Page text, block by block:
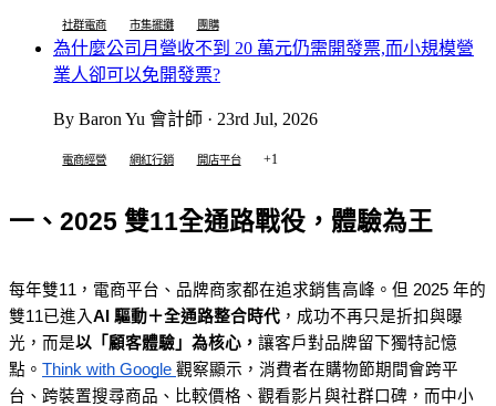
社群電商 市集擺攤 團購
為什麼公司月營收不到 20 萬元仍需開發票,而小規模營
業人卻可以免開發票?
By Baron Yu 會計師 · 23rd Jul, 2026
電商經營 網紅行銷 開店平台 +1
一、2025 雙11全通路戰役，體驗為王
每年雙11，電商平台、品牌商家都在追求銷售高峰。但 2025 年的
雙11已進入AI 驅動＋全通路整合時代 ，成功不再只是折扣與曝
光，而是以「顧客體驗」為核心， 讓客戶對品牌留下獨特記憶
點。 Think with Google 觀察顯示，消費者在購物節期間會跨平
台、跨裝置搜尋商品、比較價格、觀看影片與社群口碑，而中小